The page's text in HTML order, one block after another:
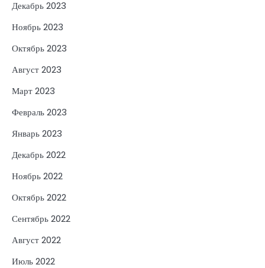
Декабрь 2023
Ноябрь 2023
Октябрь 2023
Август 2023
Март 2023
Февраль 2023
Январь 2023
Декабрь 2022
Ноябрь 2022
Октябрь 2022
Сентябрь 2022
Август 2022
Июль 2022